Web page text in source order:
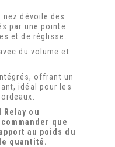
nez dévoile des
par une pointe
et de réglisse.
du volume et
offrant un
idéal pour les
ou
que
au poids du
quantité.